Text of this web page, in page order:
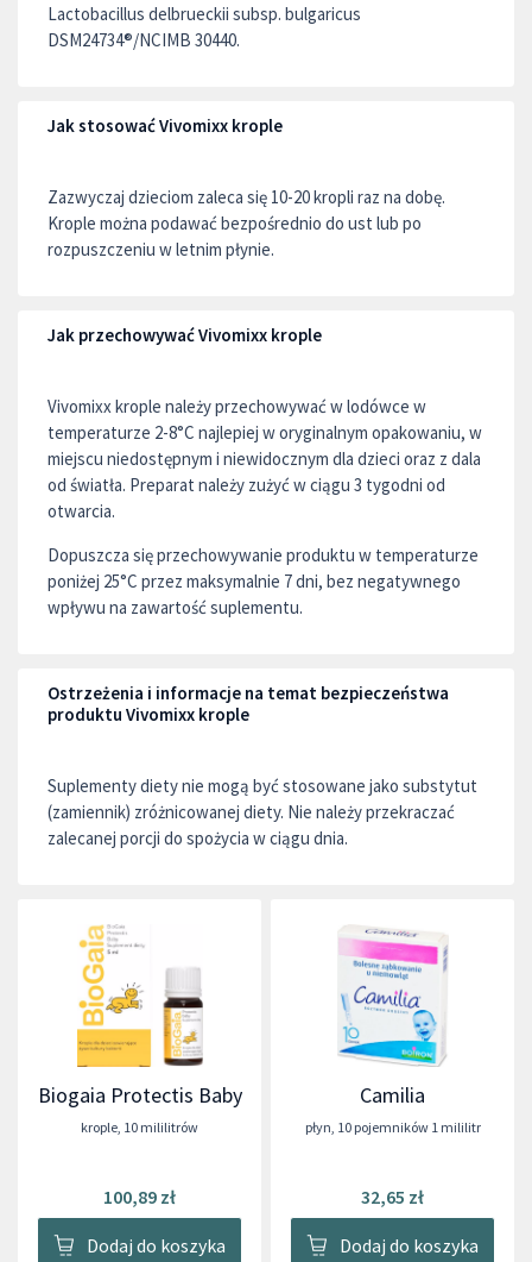
Lactobacillus delbrueckii subsp. bulgaricus
DSM24734®/NCIMB 30440.
Jak stosować Vivomixx krople
Zazwyczaj dzieciom zaleca się 10-20 kropli raz na dobę.
Krople można podawać bezpośrednio do ust lub po
rozpuszczeniu w letnim płynie.
Jak przechowywać Vivomixx krople
Vivomixx krople należy przechowywać w lodówce w
temperaturze 2-8°C najlepiej w oryginalnym opakowaniu, w
miejscu niedostępnym i niewidocznym dla dzieci oraz z dala
od światła. Preparat należy zużyć w ciągu 3 tygodni od
otwarcia.
Dopuszcza się przechowywanie produktu w temperaturze
poniżej 25°C przez maksymalnie 7 dni, bez negatywnego
wpływu na zawartość suplementu.
Ostrzeżenia i informacje na temat bezpieczeństwa
produktu Vivomixx krople
Suplementy diety nie mogą być stosowane jako substytut
(zamiennik) zróżnicowanej diety. Nie należy przekraczać
zalecanej porcji do spożycia w ciągu dnia.
Biogaia Protectis Baby
krople 10 mililitrów
100,89 zł
Dodaj do koszyka
Camilia
płyn 10 pojemników 1 mililitr
32,65 zł
Dodaj do koszyka